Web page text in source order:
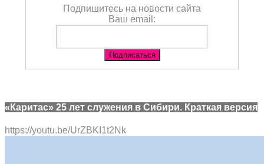
Подпишитесь на новости сайта
Ваш email:
«Каритас» 25 лет служения в Сибири. Краткая версия
https://youtu.be/UrZBKI1t2Nk